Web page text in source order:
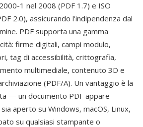
1 nel 2008 (PDF 1.7) e ISO
2.0), assicurando l'indipendenza dal
PDF supporta una gamma
firme digitali, campi modulo,
tag di accessibilità, crittografia,
multimediale, contenuto 3D e
(PDF/A). Un vantaggio è la
— un documento PDF appare
aperto su Windows, macOS, Linux,
su qualsiasi stampante o